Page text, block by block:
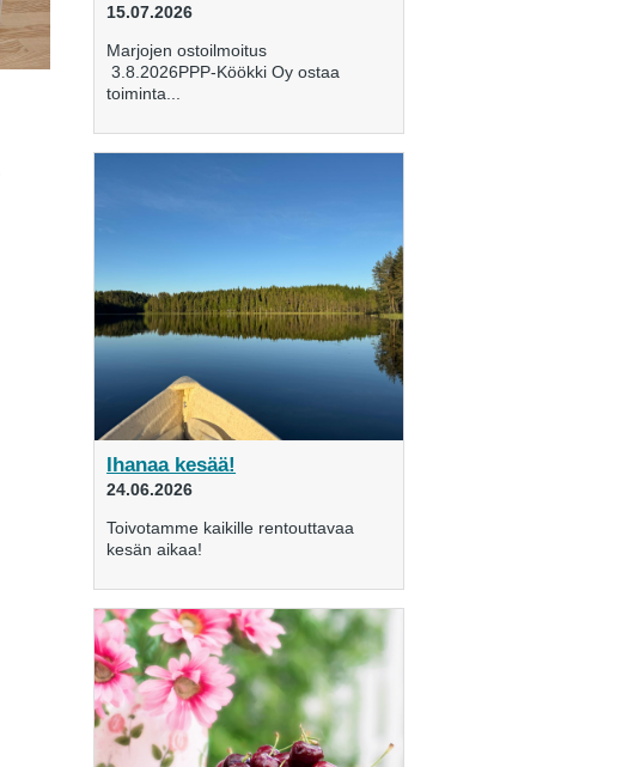
15.07.2026
Marjojen ostoilmoitus
3.8.2026PPP-Köökki Oy ostaa
toiminta...
Ihanaa kesää!
24.06.2026
Toivotamme kaikille rentouttavaa
kesän aikaa!